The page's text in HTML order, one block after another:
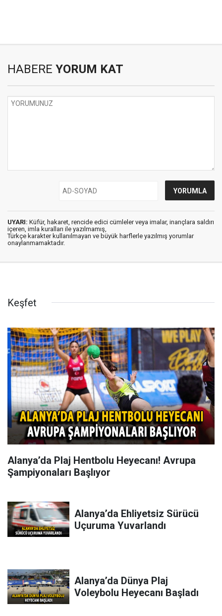
HABERE YORUM KAT
UYARI: Küfür, hakaret, rencide edici cümleler veya imalar, inançlara saldırı
içeren, imla kuralları ile yazılmamış,
Türkçe karakter kullanılmayan ve büyük harflerle yazılmış yorumlar
onaylanmamaktadır.
Keşfet
Alanya’da Plaj Hentbolu Heyecanı! Avrupa
Şampiyonaları Başlıyor
Alanya’da Ehliyetsiz Sürücü
Uçuruma Yuvarlandı
Alanya’da Dünya Plaj
Voleybolu Heyecanı Başladı